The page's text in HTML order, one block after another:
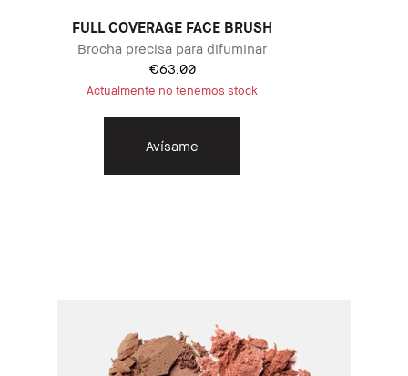
FULL COVERAGE FACE BRUSH
Brocha precisa para difuminar
€63.00
Actualmente no tenemos stock
Avísame